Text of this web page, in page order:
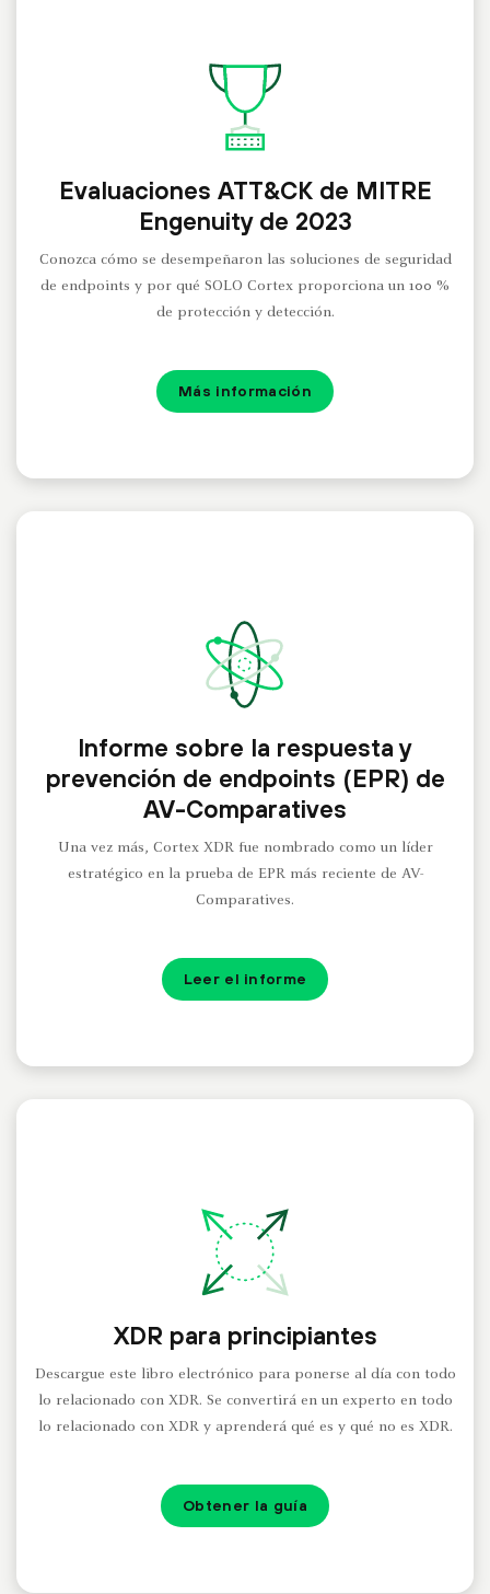
Evaluaciones ATT&CK de MITRE
Engenuity de 2023
Conozca cómo se desempeñaron las soluciones de seguridad
de endpoints y por qué SOLO Cortex proporciona un 100 %
de protección y detección.
Más información
Informe sobre la respuesta y
prevención de endpoints (EPR) de
AV-Comparatives
Una vez más, Cortex XDR fue nombrado como un líder
estratégico en la prueba de EPR más reciente de AV-
Comparatives.
Leer el informe
XDR para principiantes
Descargue este libro electrónico para ponerse al día con todo
lo relacionado con XDR. Se convertirá en un experto en todo
lo relacionado con XDR y aprenderá qué es y qué no es XDR.
Obtener la guía